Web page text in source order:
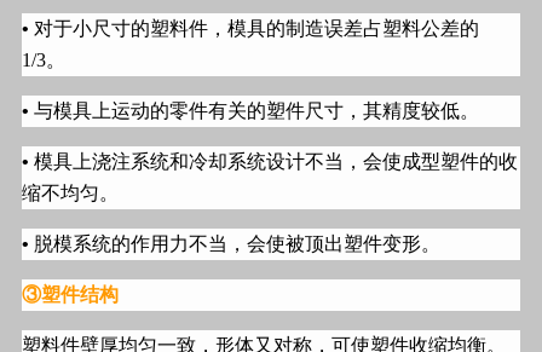
• 对于小尺寸的塑料件，模具的制造误差占塑料公差的
1/3。
• 与模具上运动的零件有关的塑件尺寸，其精度较低。
• 模具上浇注系统和冷却系统设计不当，会使成型塑件的收
缩不均匀。
• 脱模系统的作用力不当，会使被顶出塑件变形。
③塑件结构
塑料件壁厚均匀一致，形体又对称，可使塑件收缩均衡。